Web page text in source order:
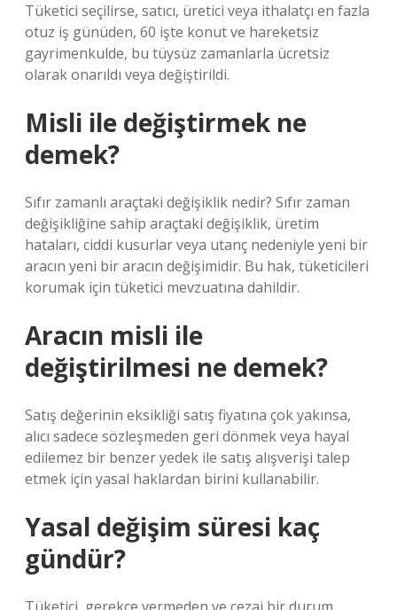
Tüketici seçilirse, satıcı, üretici veya ithalatçı en fazla
otuz iş günüden, 60 işte konut ve hareketsiz
gayrimenkulde, bu tüysüz zamanlarla ücretsiz
olarak onarıldı veya değiştirildi.
Misli ile değiştirmek ne
demek?
Sıfır zamanlı araçtaki değişiklik nedir? Sıfır zaman
değişikliğine sahip araçtaki değişiklik, üretim
hataları, ciddi kusurlar veya utanç nedeniyle yeni bir
aracın yeni bir aracın değişimidir. Bu hak, tüketicileri
korumak için tüketici mevzuatına dahildir.
Aracın misli ile
değiştirilmesi ne demek?
Satış değerinin eksikliği satış fiyatına çok yakınsa,
alıcı sadece sözleşmeden geri dönmek veya hayal
edilemez bir benzer yedek ile satış alışverişi talep
etmek için yasal haklardan birini kullanabilir.
Yasal değişim süresi kaç
gündür?